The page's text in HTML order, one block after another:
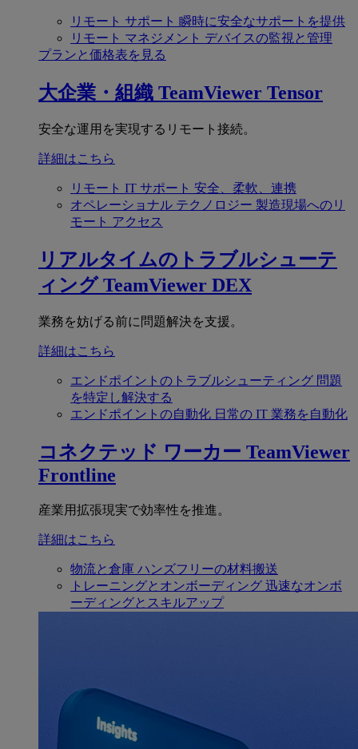
リモート サポート 瞬時に安全なサポートを提供
リモート マネジメント デバイスの監視と管理
プランと価格表を見る
大企業・組織 TeamViewer Tensor
安全な運用を実現するリモート接続。
詳細はこちら
リモート IT サポート 安全、柔軟、連携
オペレーショナル テクノロジー 製造現場へのリ
モート アクセス
リアルタイムのトラブルシューテ
ィング TeamViewer DEX
業務を妨げる前に問題解決を支援。
詳細はこちら
エンドポイントのトラブルシューティング 問題
を特定し解決する
エンドポイントの自動化 日常の IT 業務を自動化
コネクテッド ワーカー TeamViewer
Frontline
産業用拡張現実で効率性を推進。
詳細はこちら
物流と倉庫 ハンズフリーの材料搬送
トレーニングとオンボーディング 迅速なオンボ
ーディングとスキルアップ